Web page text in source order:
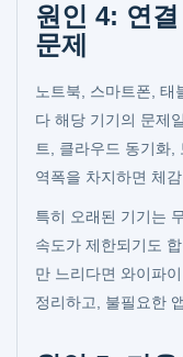
원인 4: 연
문제
노트북, 스마트폰, 태
다 해당 기기의 문제
트, 클라우드 동기화,
역폭을 차지하면 체
특히 오래된 기기는
속도가 제한되기도
만 느리다면 와이파
정리하고, 불필요한